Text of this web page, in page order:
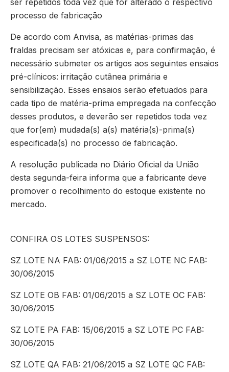
ser repetidos toda vez que for alterado o respectivo
processo de fabricação
De acordo com Anvisa, as matérias-primas das
fraldas precisam ser atóxicas e, para confirmação, é
necessário submeter os artigos aos seguintes ensaios
pré-clínicos: irritação cutânea primária e
sensibilização. Esses ensaios serão efetuados para
cada tipo de matéria-prima empregada na confecção
desses produtos, e deverão ser repetidos toda vez
que for(em) mudada(s) a(s) matéria(s)-prima(s)
especificada(s) no processo de fabricação.
A resolução publicada no Diário Oficial da União
desta segunda-feira informa que a fabricante deve
promover o recolhimento do estoque existente no
mercado.
CONFIRA OS LOTES SUSPENSOS:
SZ LOTE NA FAB: 01/06/2015 a SZ LOTE NC FAB:
30/06/2015
SZ LOTE OB FAB: 01/06/2015 a SZ LOTE OC FAB:
30/06/2015
SZ LOTE PA FAB: 15/06/2015 a SZ LOTE PC FAB:
30/06/2015
SZ LOTE QA FAB: 21/06/2015 a SZ LOTE QC FAB: